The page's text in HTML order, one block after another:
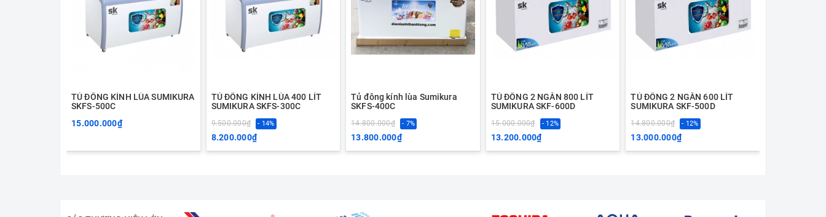
TỦ ĐÔNG KÍNH LÙA SUMIKURA
SKFS-500C
15.000.000₫
TỦ ĐÔNG KÍNH LÙA 400 LÍT
SUMIKURA SKFS-300C
9.500.000₫ - 14%
8.200.000₫
Tủ đông kính lùa Sumikura
SKFS-400C
14.800.000₫ - 7%
13.800.000₫
TỦ ĐÔNG 2 NGĂN 800 LÍT
SUMIKURA SKF-600D
15.000.000₫ - 12%
13.200.000₫
TỦ ĐÔNG 2 NGĂN 600 LÍT
SUMIKURA SKF-500D
14.800.000₫ - 12%
13.000.000₫